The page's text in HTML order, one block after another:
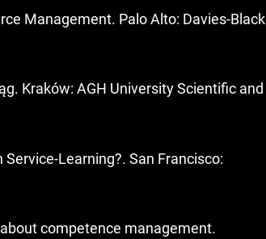
Management. Palo Alto: Davies-Black
Kraków: AGH University Scientific and
Learning?. San Francisco:
competence management.